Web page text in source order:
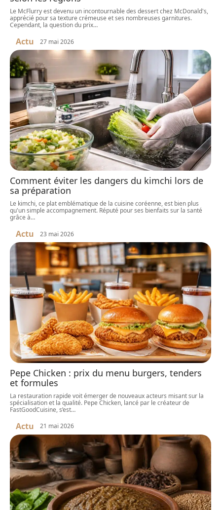
Le McFlurry est devenu un incontournable des dessert chez McDonald's,
apprécié pour sa texture crémeuse et ses nombreuses garnitures.
Cependant, la question du prix…
Actu 27 mai 2026
Comment éviter les dangers du kimchi lors de
sa préparation
Le kimchi, ce plat emblématique de la cuisine coréenne, est bien plus
qu'un simple accompagnement. Réputé pour ses bienfaits sur la santé
grâce à…
Actu 23 mai 2026
Pepe Chicken : prix du menu burgers, tenders
et formules
La restauration rapide voit émerger de nouveaux acteurs misant sur la
spécialisation et la qualité. Pepe Chicken, lancé par le créateur de
FastGoodCuisine, s’est…
Actu 21 mai 2026